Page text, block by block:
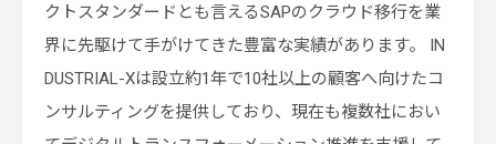
クトスタンダードとも言えるSAPのクラウド移行を業
界に先駆けて手がけてきた豊富な実績があります。 IN
DUSTRIAL-Xは設立約1年で10社以上の顧客へ向けたコ
ンサルティングを提供しており、現在も複数社におい